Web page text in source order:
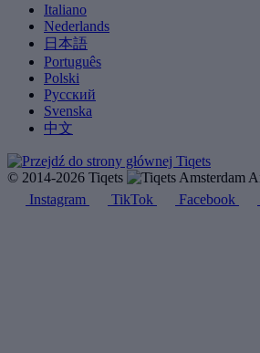
Italiano
Nederlands
日本語
Português
Polski
Русский
Svenska
中文
© 2014-2026 Tiqets
Instagram
TikTok Facebook